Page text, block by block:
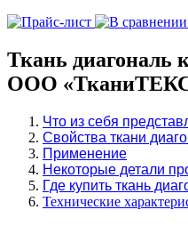
Ткань диагональ
ООО
Что из себя
Свойства ткани
Применение
Некоторые детали
Где купить ткань
Технические